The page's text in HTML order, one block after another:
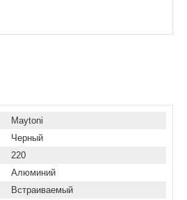
Maytoni
Черный
220
Алюминий
Встраиваемый